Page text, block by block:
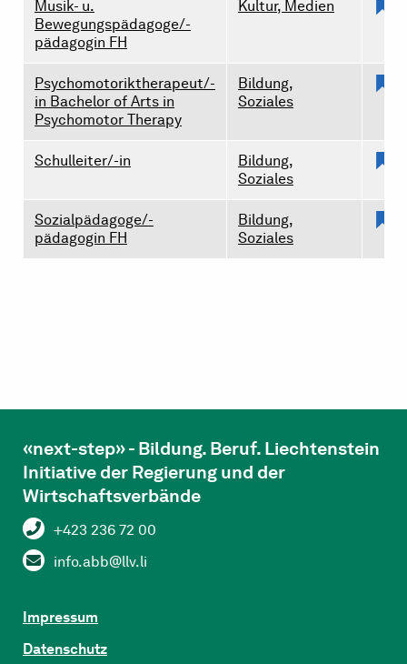
Musik- u.
Bewegungspädagoge/-
pädagogin FH
Kultur, Medien
Psychomotoriktherapeut/-
in Bachelor of Arts in
Psychomotor Therapy
Bildung,
Soziales
Schulleiter/-in
Bildung,
Soziales
Sozialpädagoge/-
pädagogin FH
Bildung,
Soziales
«next-step» - Bildung. Beruf. Liechtenstein
Initiative der Regierung und der
Wirtschaftsverbände
+423 236 72 00
info.abb@llv.li
Impressum
Datenschutz